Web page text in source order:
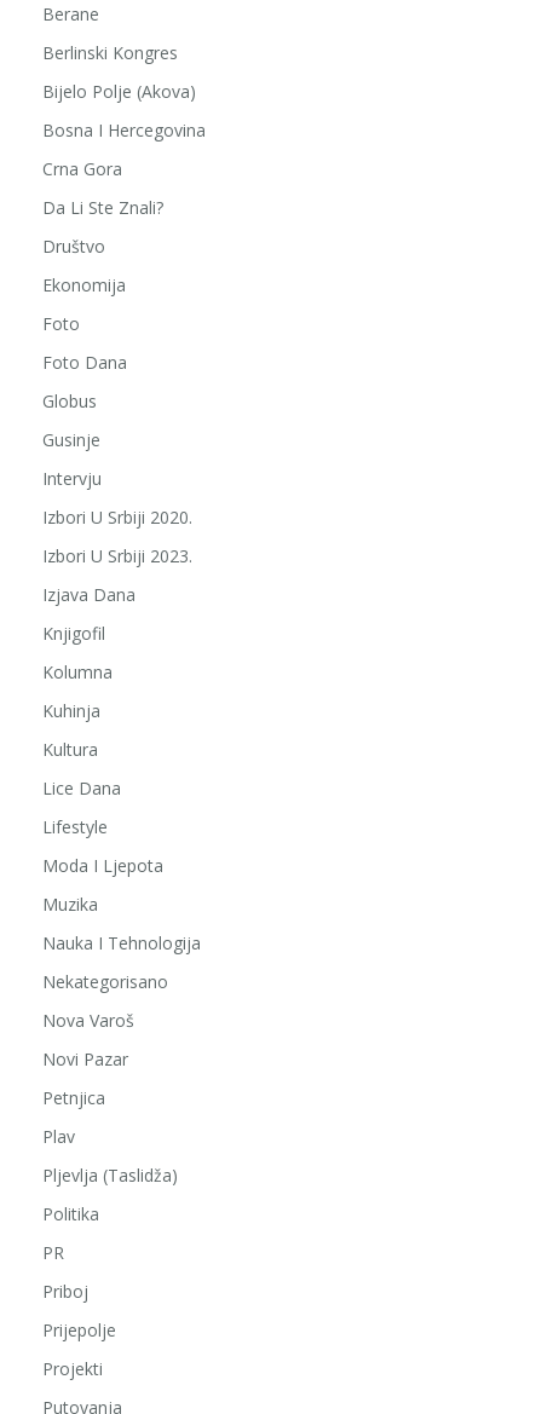
Berane
Berlinski Kongres
Bijelo Polje (Akova)
Bosna I Hercegovina
Crna Gora
Da Li Ste Znali?
Društvo
Ekonomija
Foto
Foto Dana
Globus
Gusinje
Intervju
Izbori U Srbiji 2020.
Izbori U Srbiji 2023.
Izjava Dana
Knjigofil
Kolumna
Kuhinja
Kultura
Lice Dana
Lifestyle
Moda I Ljepota
Muzika
Nauka I Tehnologija
Nekategorisano
Nova Varoš
Novi Pazar
Petnjica
Plav
Pljevlja (Taslidža)
Politika
PR
Priboj
Prijepolje
Projekti
Putovanja